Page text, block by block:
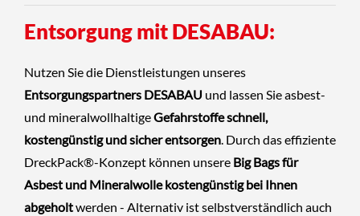
Entsorgung mit DESABAU:
Nutzen Sie die Dienstleistungen unseres
Entsorgungspartners DESABAU und lassen Sie asbest-
und mineralwollhaltigeGefahrstoffe schnell,
kostengünstig und sicher entsorgen. Durch das effiziente
DreckPack®-Konzept können unsere Big Bags für
Asbest und Mineralwolle kostengünstig bei Ihnen
abgeholtwerden - Alternativ ist selbstverständlich auch